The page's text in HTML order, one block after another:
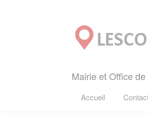
Mairie et Office
Accueil